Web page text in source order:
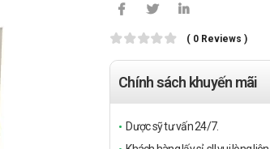
( 0 Reviews )
Chính sách khuyến mãi
Dược sỹ tư vấn 24/7.